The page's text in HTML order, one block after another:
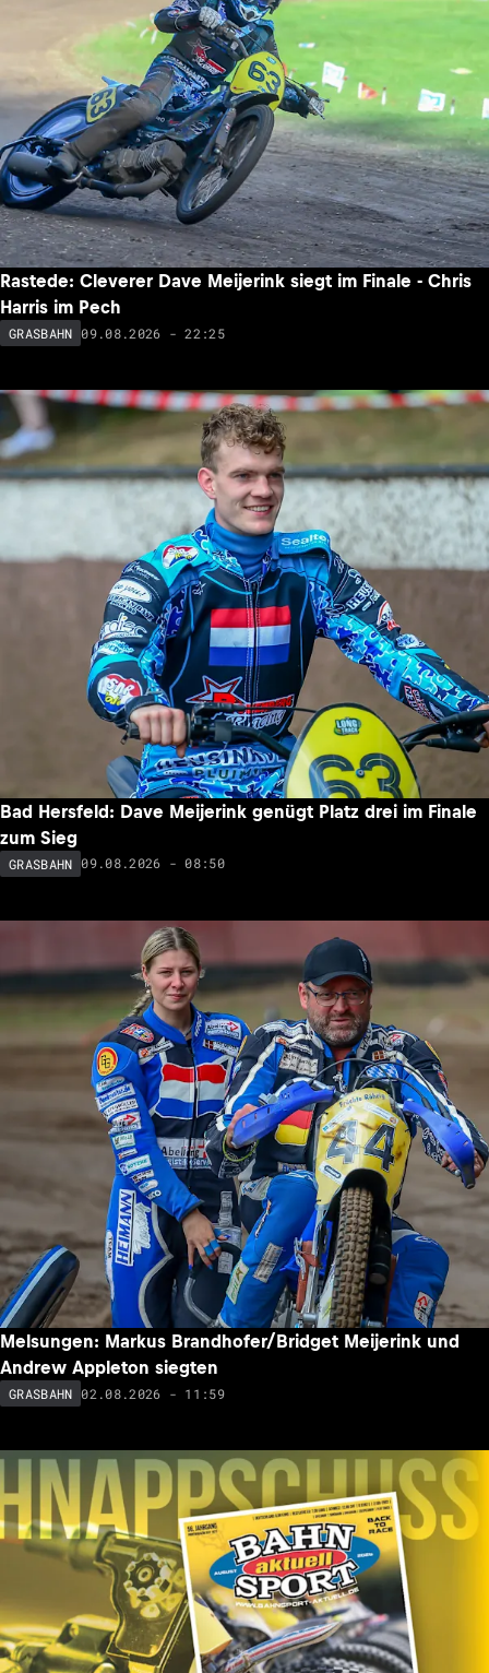
Rastede: Cleverer Dave Meijerink siegt im Finale - Chris
Harris im Pech
GRASBAHN 09.08.2026 - 22:25
Bad Hersfeld: Dave Meijerink genügt Platz drei im Finale
zum Sieg
GRASBAHN 09.08.2026 - 08:50
Melsungen: Markus Brandhofer/Bridget Meijerink und
Andrew Appleton siegten
GRASBAHN 02.08.2026 - 11:59